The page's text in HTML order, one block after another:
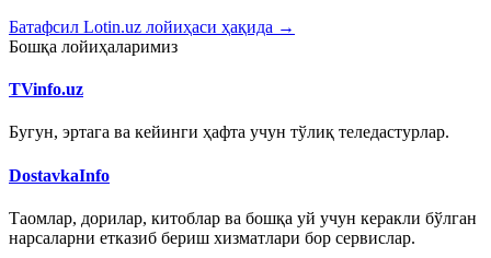
Батафсил Lotin.uz лойиҳаси ҳақида →
Бошқа лойиҳаларимиз
TVinfo.uz
Бугун, эртага ва кейинги ҳафта учун тўлиқ теледастурлар.
DostavkaInfo
Таомлар, дорилар, китоблар ва бошқа уй учун керакли бўлган
нарсаларни етказиб бериш хизматлари бор сервислар.